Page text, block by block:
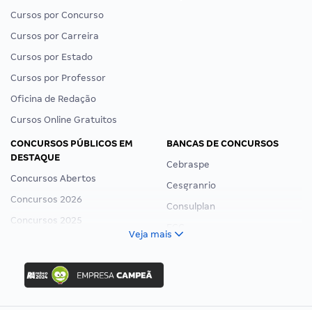
Cursos por Concurso
Cursos por Carreira
Cursos por Estado
Cursos por Professor
Oficina de Redação
Cursos Online Gratuitos
CONCURSOS PÚBLICOS EM
DESTAQUE
Concursos Abertos
Concursos 2026
Concursos 2025
Concurso Ibama
Concurso MPU
Editais publicados
BANCAS DE CONCURSOS
Cebraspe
Cesgranrio
Consulplan
Veja mais